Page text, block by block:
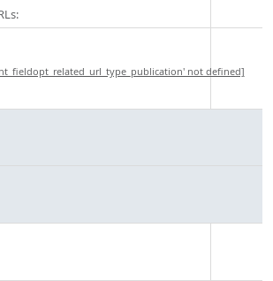
not defined]